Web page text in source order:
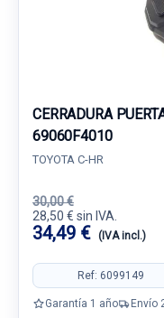
CERRADURA
69060F4010
TOYOTA C-HR
30,00 €
28,50 € sin IVA.
34,49 € (IVA incl.)
Ref: 6099149
Garantía 1 año Envío